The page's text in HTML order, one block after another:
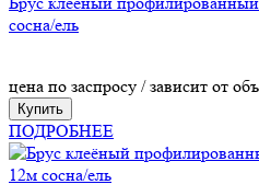
сосна/ель
цена по заспросу / зависит от
Купить
ПОДРОБНЕЕ